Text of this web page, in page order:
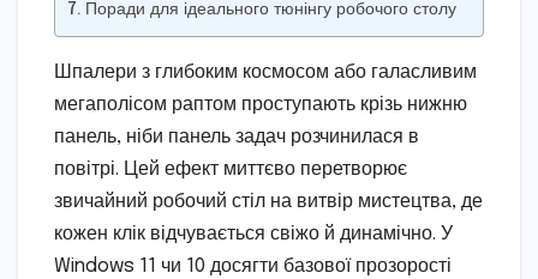
Поради для ідеального тюнінгу робочого столу
Шпалери з глибоким космосом або галасливим
мегаполісом раптом проступають крізь нижню
панель, ніби панель задач розчинилася в
повітрі. Цей ефект миттєво перетворює
звичайний робочий стіл на витвір мистецтва, де
кожен клік відчувається свіжо й динамічно. У
Windows 11 чи 10 досягти базової прозорості